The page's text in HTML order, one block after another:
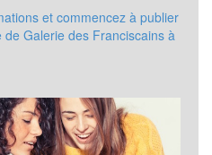
et commencez à publier
Galerie des Franciscains à